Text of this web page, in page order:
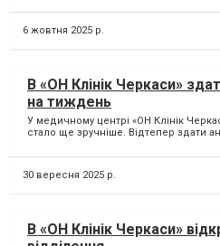
6 жовтня 2025 р.
В «ОН Клінік Черкаси»
на тиждень
У медичному центрі «ОН Клінік
стало ще зручніше. Відтепер здати
30 вересня 2025 р.
В «ОН Клінік Черкаси»